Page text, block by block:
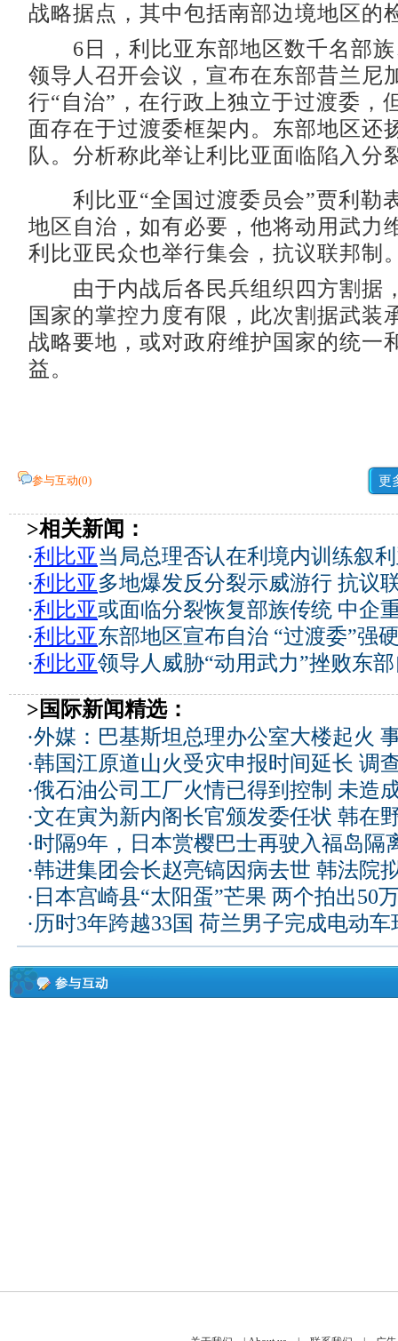
战略据点，其中包括南部边境地区的
6日，利比亚东部地区数千名部族
领导人召开会议，宣布在东部昔兰尼
行“自治”，在行政上独立于过渡委，
面存在于过渡委框架内。东部地区还
队。分析称此举让利比亚面临陷入分
利比亚“全国过渡委员会”贾利勒
地区自治，如有必要，他将动用武力
利比亚民众也举行集会，抗议联邦制
由于内战后各民兵组织四方割据
国家的掌控力度有限，此次割据武装
战略要地，或对政府维护国家的统一
益。
参与互动(0) 更
>相关新闻：
·利比亚 当局总理否认在利境内训练叙
·利比亚 多地爆发反分裂示威游行 抗议
·利比亚或面临分裂恢复部族传统 中企
·利比亚东部地区宣布自治 “过渡委”强
·利比亚领导人威胁“动用武力”挫败东
>国际新闻精选：
·外媒：巴基斯坦总理办公室大楼起火
·韩国江原道山火受灾申报时间延长 调
·俄石油公司工厂火情已得到控制 未造
·文在寅为新内阁长官颁发委任状 韩在
·时隔9年，日本赏樱巴士再驶入福岛隔
·韩进集团会长赵亮镐因病去世 韩法院
· 日本宫崎县“太阳蛋”芒果 两个拍出50
·历时3年跨越33国 荷兰男子完成电动车